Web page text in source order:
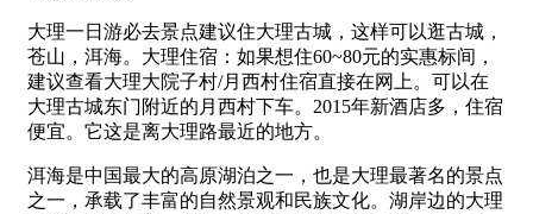
大理一日游必去景点建议住大理古城，这样可以逛古城，
苍山，洱海。大理住宿：如果想住60~80元的实惠标间，
建议查看大理大院子村/月西村住宿直接在网上。可以在
大理古城东门附近的月西村下车。2015年新酒店多，住宿
便宜。它这是离大理路最近的地方。
洱海是中国最大的高原湖泊之一，也是大理最著名的景点
之一，承载了丰富的自然景观和民族文化。湖岸边的大理